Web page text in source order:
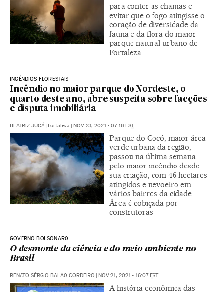
para conter as chamas e
evitar que o fogo atingisse o
coração de diversidade da
fauna e da flora do maior
parque natural urbano de
Fortaleza
INCÊNDIOS FLORESTAIS
Incêndio no maior parque do Nordeste, o
quarto deste ano, abre suspeita sobre facções
e disputa imobiliária
BEATRIZ JUCÁ | Fortaleza | NOV 23, 2021 - 07:16 EST
Parque do Cocó, maior área
verde urbana da região,
passou na última semana
pelo maior incêndio desde
sua criação, com 46 hectares
atingidos e nevoeiro em
vários bairros da cidade.
Área é cobiçada por
construtoras
GOVERNO BOLSONARO
O desmonte da ciência e do meio ambiente no
Brasil
RENATO SÉRGIO BALAO CORDEIRO | NOV 21, 2021 - 16:07EST
A história econômica das